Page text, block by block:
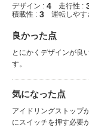
デザイン : 4 走行性 :
積載性 : 3 運転しやす
良かった点
とにかくデザインが良
す。
気になった点
アイドリングストップ
にスイッチを押す必要